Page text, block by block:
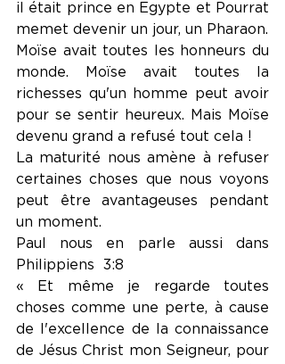
il était prince en Egypte et Pourrat
memet devenir un jour, un Pharaon.
Moïse avait toutes les honneurs du
monde. Moïse avait toutes la
richesses qu'un homme peut avoir
pour se sentir heureux. Mais Moïse
devenu grand a refusé tout cela !
La maturité nous amène à refuser
certaines choses que nous voyons
peut être avantageuses pendant
un moment.
Paul nous en parle aussi dans
Philippiens  3:8
« Et même je regarde toutes
choses comme une perte, à cause
de l'excellence de la connaissance
de Jésus Christ mon Seigneur, pour